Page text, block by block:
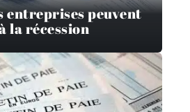
entreprises peuvent
la récession